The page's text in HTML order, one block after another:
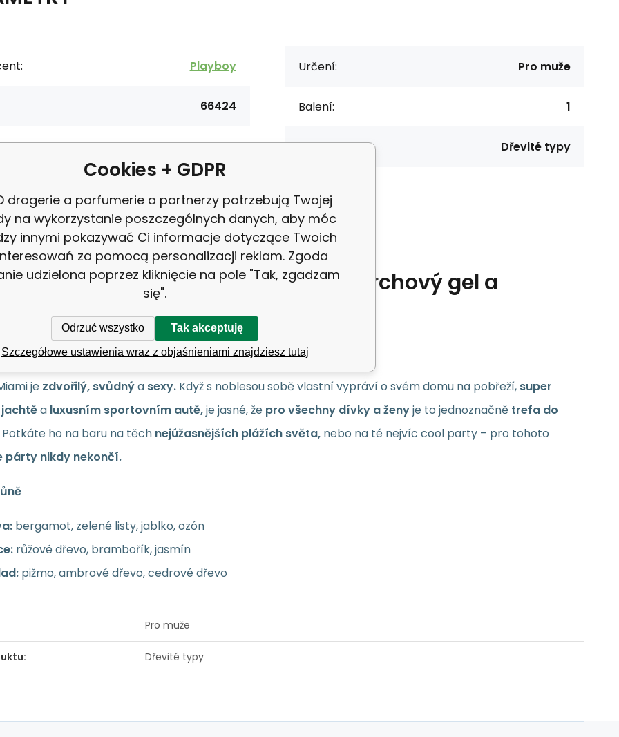
Playboy
66424
3607342264977
Určení: Pro muže
Balení: 1
Typ produktu: Dřevité typy
Playboy Miami Spicy Orange 2v1 sprchový gel a
pro muže 250 ml
uvedena na trh v roce 2009.
je zdvořilý, svůdnýa sexy. Když s noblesou sobě vlastní vypráví o svém domu na pobřeží, super
a luxusním sportovním autě,je jasné, že pro všechny dívky aženyje to jednoznačně trefa do
Potkáte ho na baru na těch nejúžasnějších plážích světa, nebo na té nejvíc cool party – pro tohoto
párty nikdy nekončí.
bergamot, zelené listy, jablko, ozón
růžové dřevo, brambořík, jasmín
pižmo, ambrové dřevo, cedrové dřevo
Pro muže
Dřevité typy
Cookies + GDPR
drogerie a parfumerie a partnerzy potrzebują Twojej
na wykorzystanie poszczególnych danych, aby móc
innymi pokazywać Ci informacje dotyczące Twoich
za pomocą personalizacji reklam. Zgoda
udzielona poprzez kliknięcie na pole "Tak, zgadzam
się".
Odrzuć wszystko Tak akceptuję
Szczegółowe ustawienia wraz z objaśnieniami znajdziesz tutaj